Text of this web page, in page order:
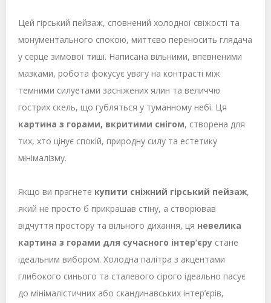
Цей гірський пейзаж, сповнений холодної свіжості та
монументального спокою, миттєво переносить глядача
у серце зимової тиші. Написана вільними, впевненими
мазками, робота фокусує увагу на контрасті між
темними силуетами засніжених ялин та величчю
гострих скель, що губляться у туманному небі. Ця
картина з горами, вкритими снігом, створена для
тих, хто цінує спокій, природну силу та естетику
мінімалізму.
Якщо ви прагнете купити сніжний гірський пейзаж,
який не просто б прикрашав стіну, а створював
відчуття простору та вільного дихання, ця невелика
картина з горами для сучасного інтер’єру стане
ідеальним вибором. Холодна палітра з акцентами
глибокого синього та сталевого сірого ідеально пасує
до мінімалістичних або скандинавських інтер’єрів,